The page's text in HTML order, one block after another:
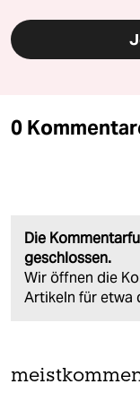
0
Die
geschlossen.
Wir öffnen die
Artikeln für etwa